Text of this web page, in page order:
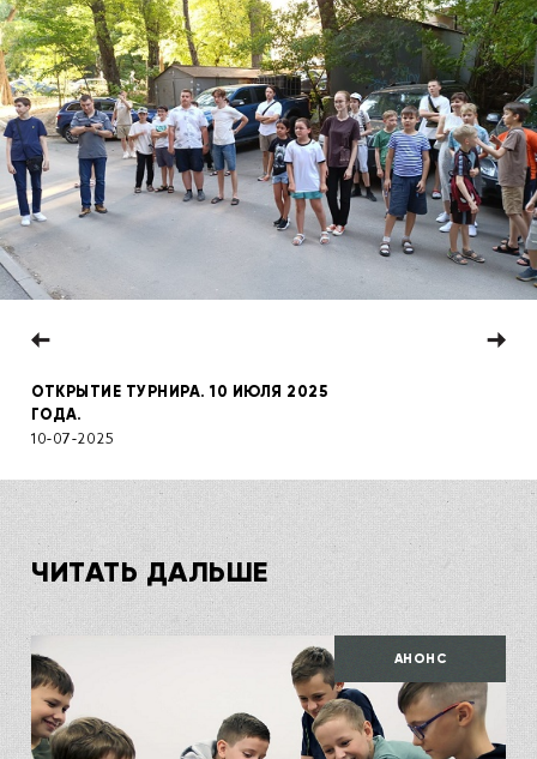
ОТКРЫТИЕ ТУРНИРА. 10 ИЮЛЯ 2025
ГОДА.
10-07-2025
ЧИТАТЬ ДАЛЬШЕ
АНОНС